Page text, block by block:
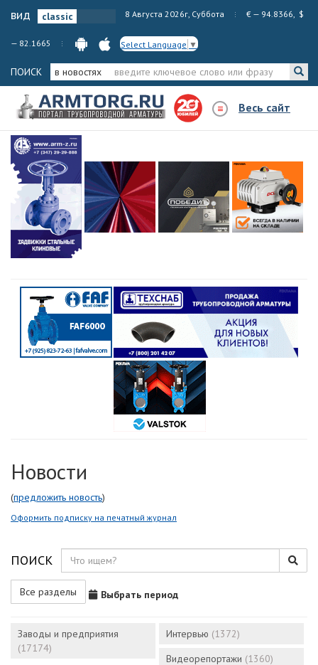
вид 8 Августа 2026г, Суббота € — 94.8366, $
— 82.1665 Select Language ▼
ПОИСК в новостях
Весь сайт
Новости
(предложить новость)
Оформить подписку на печатный журнал
ПОИСК
Все разделы Выбрать период
Заводы и предприятия
(17174)
Интервью (1372)
Видеорепортажи (1360)